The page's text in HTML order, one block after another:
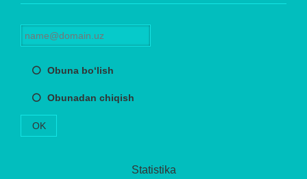
Obuna bo‘lish
Obunadan chiqish
OK
Statistika